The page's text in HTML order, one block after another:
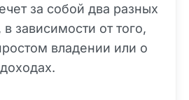
за собой два разных
зависимости от того,
владении или о